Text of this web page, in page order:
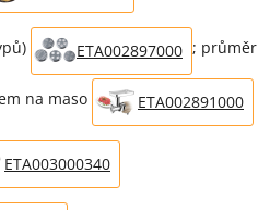
ETA002897000 ; průměr
na maso ETA002891000
ETA003000340